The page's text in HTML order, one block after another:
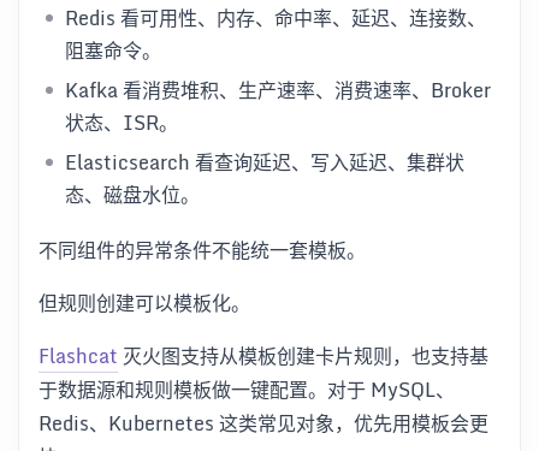
Redis 看可用性、内存、命中率、延迟、连接数、
阻塞命令。
Kafka 看消费堆积、生产速率、消费速率、Broker
状态、ISR。
Elasticsearch 看查询延迟、写入延迟、集群状
态、磁盘水位。
不同组件的异常条件不能统一套模板。
但规则创建可以模板化。
Flashcat灭火图支持从模板创建卡片规则，也支持基
于数据源和规则模板做一键配置。对于 MySQL、
Redis、Kubernetes 这类常见对象，优先用模板会更